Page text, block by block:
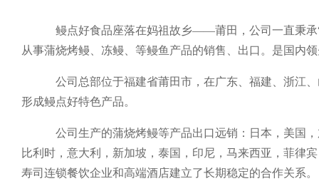
鳗点好食品座落在妈祖故乡——莆田，公司一直秉承
从事蒲烧烤鳗、冻鳗、等鳗鱼产品的销售 、出口 。 是国内
公司总部位于福建省莆田市，在广东、福建、浙江
形成鳗点好特色产品。
公司生产的蒲烧烤鳗等产品出口远销：日本，美国
比利时，意大利，新加坡，泰国，印尼，马来西亚，菲律
寿司连锁餐饮企业和高端酒店建立了长期稳定的合作关系。